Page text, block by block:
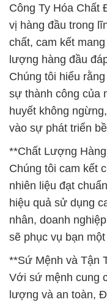
Công Ty Hóa Chất
vị hàng đầu trong
chất, cam kết
lượng hàng đầu
Chúng tôi hiểu
sự thành công của
huyết không
vào sự phát triển
**Chất Lượng
Chúng tôi cam kết
nhiên liệu đạt
hiệu quả sử dụng
nhân, doanh
sẽ phục vụ bạn
**Sứ Mệnh và Tận
Với sứ mệnh cung
lượng và an toàn,